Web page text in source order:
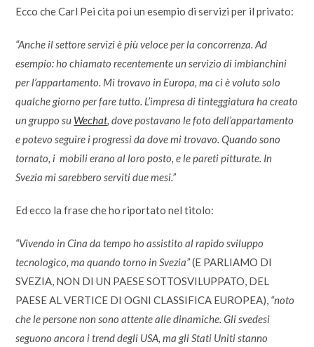
Ecco che Carl Pei cita poi un esempio di servizi per il privato:
“Anche il settore servizi è più veloce per la concorrenza. Ad
esempio: ho chiamato recentemente un servizio di imbianchini
per l’appartamento. Mi trovavo in Europa, ma ci è voluto solo
qualche giorno per fare tutto. L’impresa di tinteggiatura ha creato
un gruppo su Wechat, dove postavano le foto dell’appartamento
e potevo seguire i progressi da dove mi trovavo. Quando sono
tornato, i mobili erano al loro posto, e le pareti pitturate. In
Svezia mi sarebbero serviti due mesi.”
Ed ecco la frase che ho riportato nel titolo:
“Vivendo in Cina da tempo ho assistito al rapido sviluppo
tecnologico, ma quando torno in Svezia”(E PARLIAMO DI
SVEZIA, NON DI UN PAESE SOTTOSVILUPPATO, DEL
PAESE AL VERTICE DI OGNI CLASSIFICA EUROPEA), “noto
che le persone non sono attente alle dinamiche. Gli svedesi
seguono ancora i trend degli USA, ma gli Stati Uniti stanno